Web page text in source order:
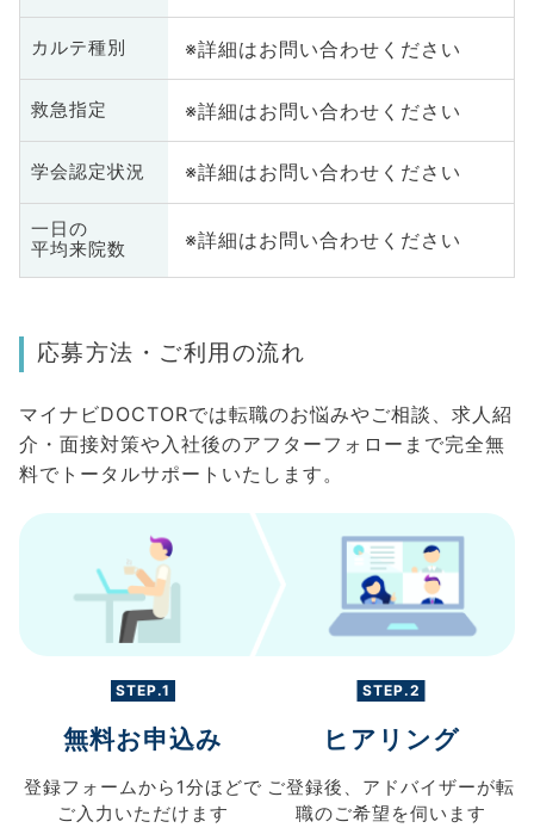
カルテ種別 ※詳細はお問い合わせください
救急指定 ※詳細はお問い合わせください
学会認定状況 ※詳細はお問い合わせください
一日の
平均来院数
※詳細はお問い合わせください
応募方法・ご利用の流れ
マイナビDOCTORでは転職のお悩みやご相談、求人紹
介・面接対策や入社後のアフターフォローまで完全無
料でトータルサポートいたします。
STEP.1
無料お申込み
登録フォームから 1分ほどで
ご入力 いただけます
STEP.2
ヒアリング
ご登録後、 アドバイザーが転
職のご希望を伺います